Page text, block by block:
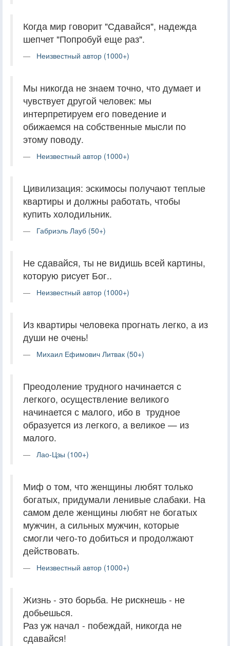
Когда мир говорит "Сдавайся", надежда
шепчет "Попробуй еще раз".
Неизвестный автор (1000+)
Мы никогда не знаем точно, что думает и
чувствует другой человек: мы
интерпретируем его поведение и
обижаемся на собственные мысли по
этому поводу.
Неизвестный автор (1000+)
Цивилизация: эскимосы получают теплые
квартиры и должны работать, чтобы
купить холодильник.
Габриэль Лауб (50+)
Не сдавайся, ты не видишь всей картины,
которую рисует Бог..
Неизвестный автор (1000+)
Из квартиры человека прогнать легко, а из
души не очень!
Михаил Ефимович Литвак (50+)
Преодоление трудного начинается с
легкого, осуществление великого
начинается с малого, ибо в трудное
образуется из легкого, а великое — из
малого.
Лао-Цзы (100+)
Миф о том, что женщины любят только
богатых, придумали ленивые слабаки. На
самом деле женщины любят не богатых
мужчин, а сильных мужчин, которые
смогли чего-то добиться и продолжают
действовать.
Неизвестный автор (1000+)
Жизнь - это борьба. Не рискнешь - не
добьешься.
Раз уж начал - побеждай, никогда не
сдавайся!